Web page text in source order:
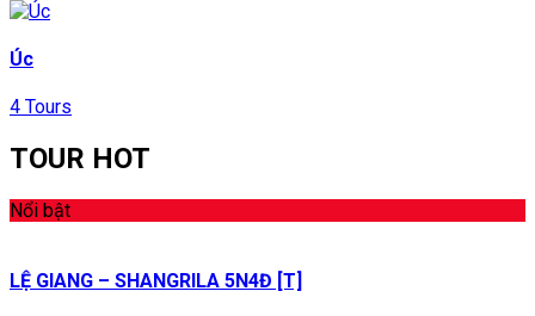
Úc
4 Tours
TOUR HOT
Nổi bật
LỆ GIANG – SHANGRILA 5N4Đ [T]